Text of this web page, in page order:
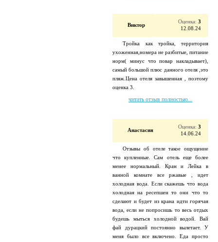
Виктор
Оценка: 3
12.08.24
Тройка как тройка, территория
ухоженная,номера не разбитые, питание
норм( минус что повар накладывает),
самый большой плюс данного отеля ,это
пляж.Цена отеля завышенная , поэтому
оценка 3.
читать отзыв полностью...
Анастасия
Оценка: 3
14.06.24
Отзывы об отеле такое ощущение
что купленные. Сам отель еще более
менее нормальный. Кран и Лейка в
ванной комнате все ржавые , идет
холодная вода. Если скажешь что вода
холодная на ресепшен то они что то
сделают и будет из крана идти горячая
вода, если не попросишь то весь отдых
будешь мыться холодной водой. Вай
фай дурацкий постоянно вылетает. У
меня было все включено. Еда просто